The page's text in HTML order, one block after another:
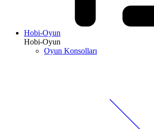
Hobi-Oyun
Hobi-Oyun
Oyun Konsolları